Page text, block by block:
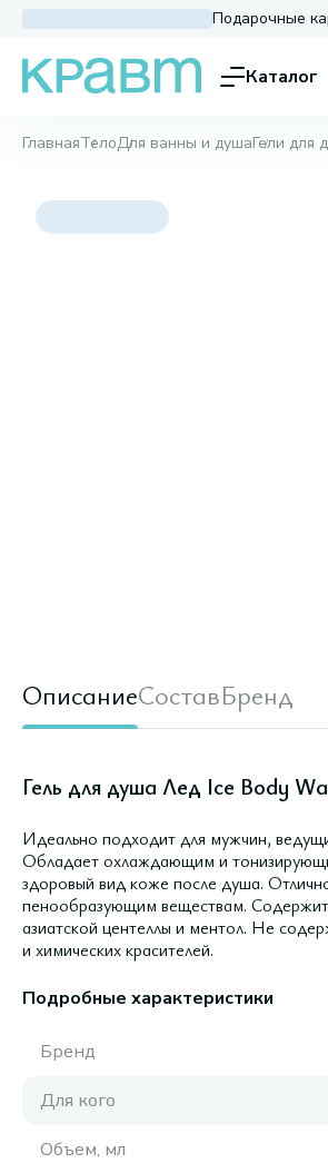
Подарочные
Каталог
ГлавнаяТелоДля ванны и душаГели для
ОписаниеСоставБренд
Гель для душа Лед Ice Body
Идеально подходит для мужчин,
Обладает охлаждающим и
здоровый вид коже после душа.
пенообразующим веществам. Содержит
азиатской центеллы и ментол. Не
и химических красителей.
Подробные характеристики
Бренд
Для кого
Объем, мл